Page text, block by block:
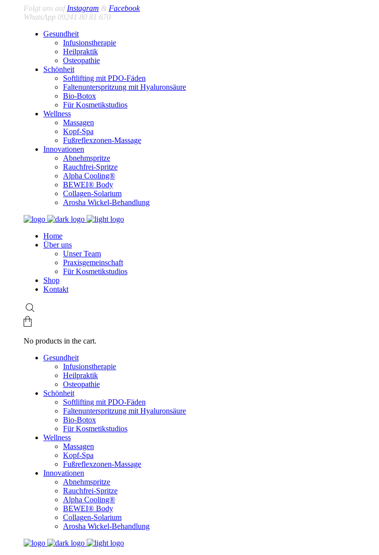
Folgt uns aufInstagram & Facebook
WhatsApp 09241 80 81 670
Gesundheit
Infusionstherapie
Heilpraktik
Osteopathie
Schönheit
Softlifting mit PDO-Fäden
Faltenunterspritzung mit Hyaluronsäure
Bio-Botox
Für Kosmetikstudios
Wellness
Massagen
Kopf-Spa
Fußreflexzonen-Massage
Innovationen
Abnehmspritze
Rauchfrei-Spritze
Alpha Cooling®
BEWEI® Body
Collagen-Solarium
Arosha Wickel-Behandlung
Home
Über uns
Unser Team
Praxisgemeinschaft
Für Kosmetikstudios
Shop
Kontakt
No products in the cart.
Gesundheit
Infusionstherapie
Heilpraktik
Osteopathie
Schönheit
Softlifting mit PDO-Fäden
Faltenunterspritzung mit Hyaluronsäure
Bio-Botox
Für Kosmetikstudios
Wellness
Massagen
Kopf-Spa
Fußreflexzonen-Massage
Innovationen
Abnehmspritze
Rauchfrei-Spritze
Alpha Cooling®
BEWEI® Body
Collagen-Solarium
Arosha Wickel-Behandlung